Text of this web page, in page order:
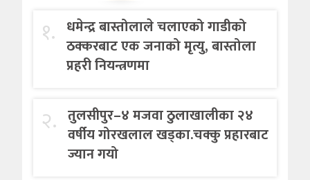
१. धमेन्द्र बास्तोलाले चलाएको गाडीको
ठक्करबाट एक जनाको मृत्यु, बास्तोला
प्रहरी नियन्त्रणमा
२. तुलसीपुर–४ मजवा ठुलाखालीका २४
वर्षीय गोरखलाल खड्का.चक्कु प्रहारबाट
ज्यान गयो